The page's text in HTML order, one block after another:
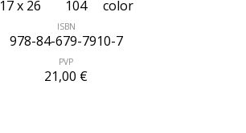
17 x 26 104 color
ISBN
978-84-679-7910-7
PVP
21,00 €